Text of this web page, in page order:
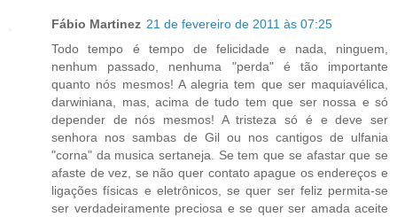
Fábio Martinez 21 de fevereiro de 2011 às 07:25
Todo tempo é tempo de felicidade e nada, ninguem,
nenhum passado, nenhuma "perda" é tão importante
quanto nós mesmos! A alegria tem que ser maquiavélica,
darwiniana, mas, acima de tudo tem que ser nossa e só
depender de nós mesmos! A tristeza só é e deve ser
senhora nos sambas de Gil ou nos cantigos de ulfania
"corna" da musica sertaneja. Se tem que se afastar que se
afaste de vez, se não quer contato apague os endereços e
ligações físicas e eletrônicos, se quer ser feliz permita-se
ser verdadeiramente preciosa e se quer ser amada aceite